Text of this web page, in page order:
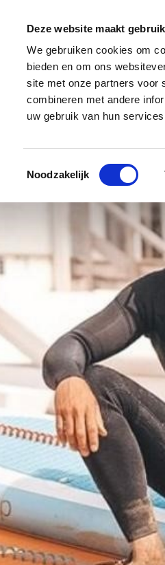
Deze website maakt
We gebruiken cookies om
bieden en om ons
site met onze partners voor
combineren met andere
uw gebruik van hun
Toestemmingsselectie
Noodzakelijk
in huis! De nr. 1 SUP board
- tips | ... Sup blog